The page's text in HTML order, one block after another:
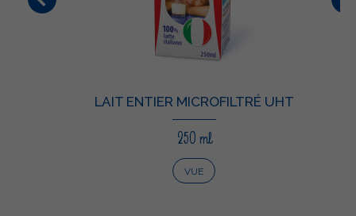
LAIT ENTIER MICROFILTRÉ UHT
250 ml
VUE